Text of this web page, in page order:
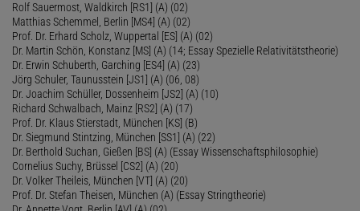
Rolf Sauermost, Waldkirch [RS1] (A) (02)
Matthias Schemmel, Berlin [MS4] (A) (02)
Prof. Dr. Erhard Scholz, Wuppertal [ES] (A) (02)
Dr. Martin Schön, Konstanz [MS] (A) (14; Essay Spezielle Relativitätstheorie)
Dr. Erwin Schuberth, Garching [ES4] (A) (23)
Jörg Schuler, Taunusstein [JS1] (A) (06, 08)
Dr. Joachim Schüller, Dossenheim [JS2] (A) (10)
Richard Schwalbach, Mainz [RS2] (A) (17)
Prof. Dr. Klaus Stierstadt, München [KS] (B)
Dr. Siegmund Stintzing, München [SS1] (A) (22)
Dr. Berthold Suchan, Gießen [BS] (A) (Essay Wissenschaftsphilosophie)
Cornelius Suchy, Brüssel [CS2] (A) (20)
Dr. Volker Theileis, München [VT] (A) (20)
Prof. Dr. Stefan Theisen, München (A) (Essay Stringtheorie)